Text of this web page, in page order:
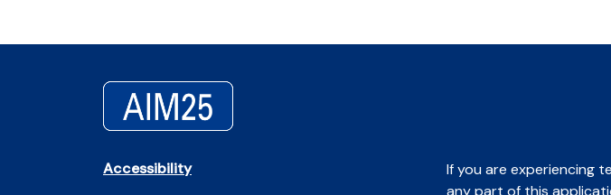
Accessibility
If you are experiencing
any part of this